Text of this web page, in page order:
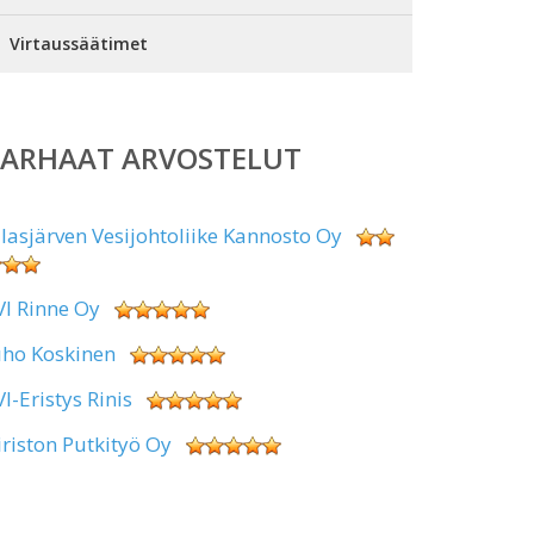
Virtaussäätimet
ARVOSTELUT
Vesijohtoliike Kannosto Oy
Rinne Oy
Koskinen
Eristys Rinis
Putkityö Oy